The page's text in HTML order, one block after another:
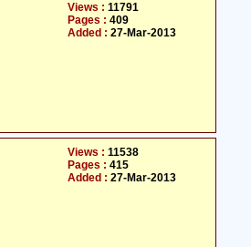
Views : 11791
Pages : 409
Added : 27-Mar-2013
Views : 11538
Pages : 415
Added : 27-Mar-2013